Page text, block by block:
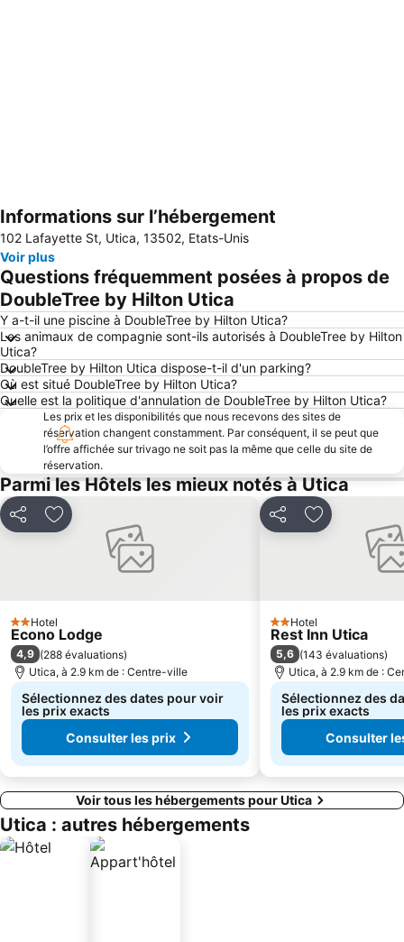
Agrandir la carte
Informations sur l’hébergement
102 Lafayette St, Utica, 13502, Etats-Unis
Voir plus
Questions fréquemment posées à propos de
DoubleTree by Hilton Utica
Y a-t-il une piscine à DoubleTree by Hilton Utica?
Les animaux de compagnie sont-ils autorisés à DoubleTree by Hilton
Utica?
DoubleTree by Hilton Utica dispose-t-il d'un parking?
Où est situé DoubleTree by Hilton Utica?
Quelle est la politique d'annulation de DoubleTree by Hilton Utica?
Les prix et les disponibilités que nous recevons des sites de
réservation changent constamment. Par conséquent, il se peut que
l’offre affichée sur trivago ne soit pas la même que celle du site de
réservation.
Parmi les Hôtels les mieux notés à Utica
PartagerAjouter à mes favoris
2 Étoiles
Hotel
Econo Lodge
4,9 (288 évaluations)
Utica, à 2.9 km de : Centre-ville
Sélectionnez des dates pour voir
les prix exacts
Consulter les prix
PartagerAjouter à
2 Étoiles
Hotel
Rest Inn Utica
5,6 (143 évaluations)
Utica, à 2.9 km de :
Sélectionnez des
les prix exacts
Consulter
Voir tous les hébergements pour Utica
Utica : autres hébergements